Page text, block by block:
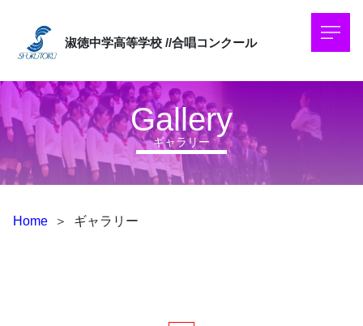
淑徳中学高等学校 //合唱コンクール
ギャラリー
Gallery
Home ＞ ギャラリー